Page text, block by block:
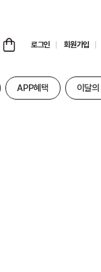
로그인 회원가입
APP혜택 이달